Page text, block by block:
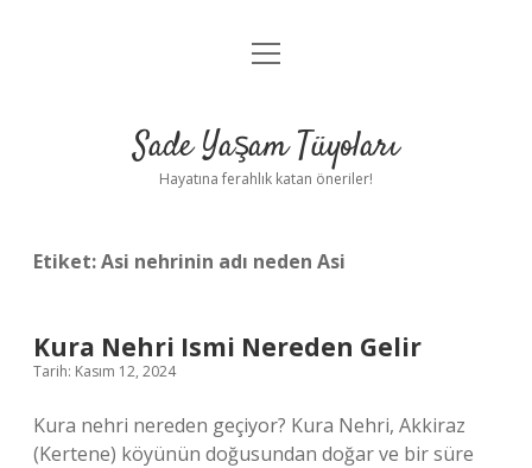
Anasayfa
Yasal Uyarı
menüyü
Sade Yaşam Tüyoları
Hayatına ferahlık katan öneriler!
Etiket:Asi nehrinin adı neden Asi
Kura Nehri Ismi Nereden Gelir
Tarih: Kasım 12, 2024
Kura nehri nereden geçiyor? Kura Nehri, Akkiraz
(Kertene) köyünün doğusundan doğar ve bir süre